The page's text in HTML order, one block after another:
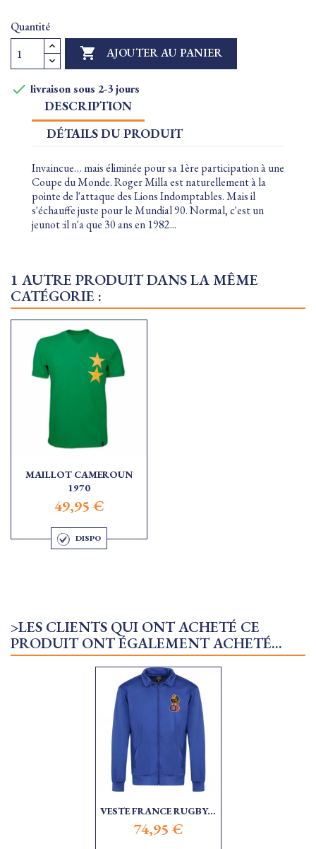
Quantité
 AJOUTER AU PANIER
 livraison sous 2-3 jours
DESCRIPTION
DÉTAILS DU PRODUIT
Invaincue… mais éliminée pour sa 1ère participation à une
Coupe du Monde. Roger Milla est naturellement à la
pointe de l'attaque des Lions Indomptables. Mais il
s'échauffe juste pour le Mundial 90. Normal, c'est un
jeunot :il n'a que 30 ans en 1982...
1 AUTRE PRODUIT DANS LA MÊME
CATÉGORIE :
MAILLOT CAMEROUN
1970
49,95 €
DISPO
>LES CLIENTS QUI ONT ACHETÉ CE
PRODUIT ONT ÉGALEMENT ACHETÉ...
VESTE FRANCE RUGBY...
74,95 €